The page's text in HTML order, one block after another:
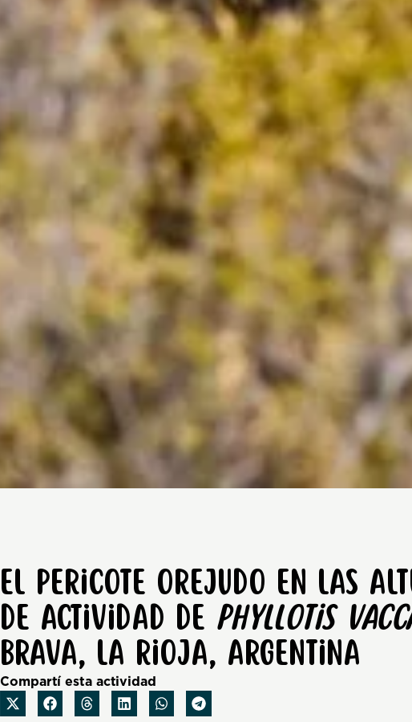
El Pericote Orejudo en las
de actividad de Phyllotis
Brava, La Rioja, Argentina
Compartí esta actividad